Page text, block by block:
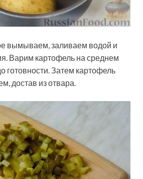
вымываем, заливаем водой и
Варим картофель на среднем
готовности. Затем картофель
достав из отвара.